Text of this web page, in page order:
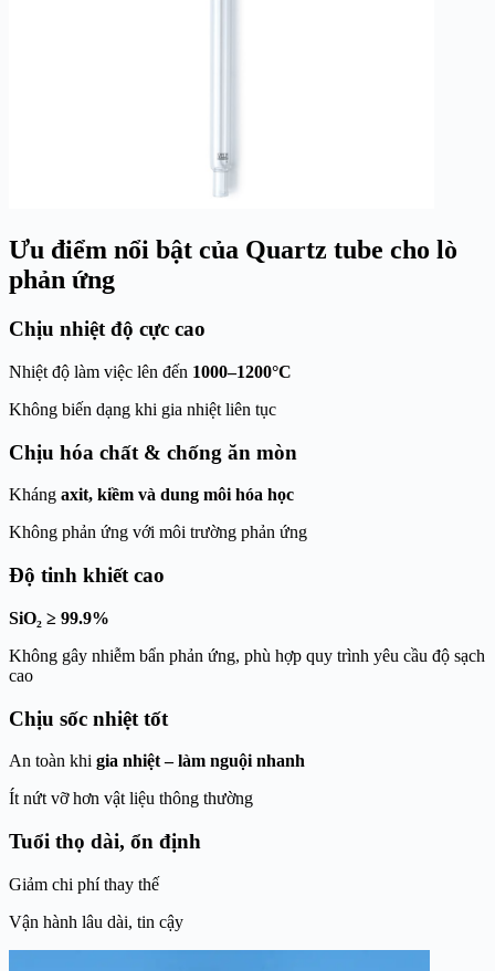
Ưu điểm nổi bật của Quartz tube cho lò
phản ứng
Chịu nhiệt độ cực cao
Nhiệt độ làm việc lên đến 1000–1200°C
Không biến dạng khi gia nhiệt liên tục
Chịu hóa chất & chống ăn mòn
Kháng axit, kiềm và dung môi hóa học
Không phản ứng với môi trường phản ứng
Độ tinh khiết cao
SiO₂ ≥ 99.9%
Không gây nhiễm bẩn phản ứng, phù hợp quy trình yêu cầu độ sạch
cao
Chịu sốc nhiệt tốt
An toàn khi gia nhiệt – làm nguội nhanh
Ít nứt vỡ hơn vật liệu thông thường
Tuổi thọ dài, ổn định
Giảm chi phí thay thế
Vận hành lâu dài, tin cậy